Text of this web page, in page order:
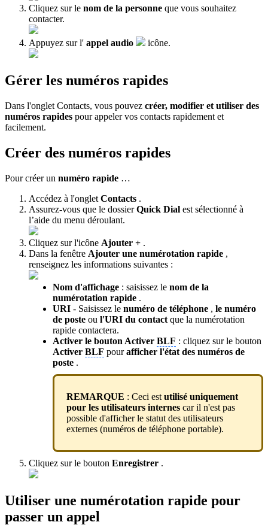
Cliquez sur le nom de la personne que vous souhaitez
contacter.
Appuyez sur l' appel audio icône.
Gérer les numéros rapides
Dans l'onglet Contacts, vous pouvez créer, modifier et utiliser des
numéros rapides pour appeler vos contacts rapidement et
facilement.
Créer des numéros rapides
Pour créer un numéro rapide …
Accédez à l'onglet Contacts .
Assurez-vous que le dossierQuick Dial est sélectionné à
l’aide du menu déroulant.
Cliquez sur l'icône Ajouter + .
Dans la fenêtre Ajouter une numérotation rapide ,
renseignez les informations suivantes :
Nom d'affichage : saisissez le nom de la
numérotation rapide .
URI - Saisissez le numéro de téléphone , le numéro
de poste ou l'URI du contact que la numérotation
rapide contactera.
Activer le bouton Activer BLF : cliquez sur le bouton
Activer BLF pourafficher l'état des numéros de
poste .
REMARQUE : Ceci est utilisé uniquement
pour les utilisateurs internes car il n'est pas
possible d'afficher le statut des utilisateurs
externes (numéros de téléphone portable).
Cliquez sur le bouton Enregistrer .
Utiliser une numérotation rapide pour
passer un appel